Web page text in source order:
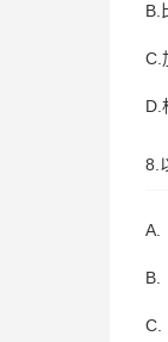
B.
C.
D.
8.
A.
B.
C.